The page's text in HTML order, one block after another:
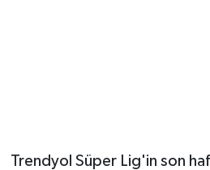
Trendyol Süper Lig'in son